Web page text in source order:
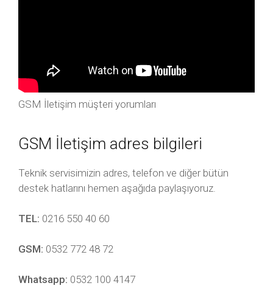
GSM İletişim müşteri yorumları
GSM İletişim adres bilgileri
Teknik servisimizin adres, telefon ve diğer bütün
destek hatlarını hemen aşağıda paylaşıyoruz.
TEL: 0216 550 40 60
GSM: 0532 772 48 72
Whatsapp: 0532 100 4147